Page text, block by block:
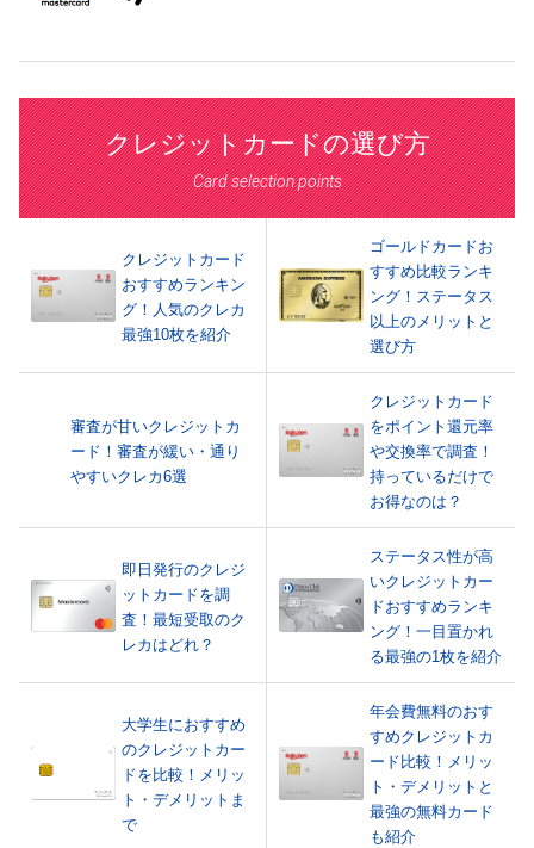
クレジットカードの選び方
Card selection points
クレジットカード
おすすめランキン
グ！人気のクレカ
最強10枚を紹介
ゴールドカードお
すすめ比較ランキ
ング！ステータス
以上のメリットと
選び方
審査が甘いクレジットカ
ード！審査が緩い・通り
やすいクレカ6選
クレジットカード
をポイント還元率
や交換率で調査！
持っているだけで
お得なのは？
即日発行のクレジ
ットカードを調
査！最短受取のク
レカはどれ？
ステータス性が高
いクレジットカー
ドおすすめランキ
ング！一目置かれ
る最強の1枚を紹介
大学生におすすめ
のクレジットカー
ドを比較！メリッ
ト・デメリットま
で
年会費無料のおす
すめクレジットカ
ード比較！メリッ
ト・デメリットと
最強の無料カード
も紹介